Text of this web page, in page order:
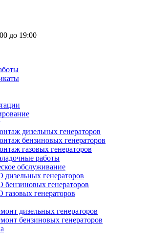
до 19:00
дизельных генераторов
бензиновых генераторов
газовых генераторов
работы
обслуживание
дизельных генераторов
бензиновых генераторов
газовых генераторов
дизельных генераторов
бензиновых генераторов